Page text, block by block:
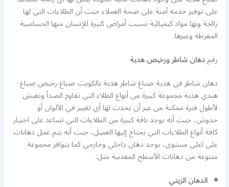
على توفير خدمه آمنة على صحة العملاء حيث أن الطلاءات التي لها
رائحة وبها مواد كيميائية تسبب أمراض كثيرة للإنسان منها الحساسية
المفرطة وغيرها.
رقمدهان شاطر ورخيص هدية
دهان شاطر في هدية صباغ شاطر هدية بالكويت صباغ رخيص صباغ
هندي هدية مجموعة كبيرة من أنواع الطلاء التي تقاوم الصدأ وتعيش
لأطول فترة ممكنة من غير أن يحدث لها أي تغيير في الألوان أو
خدوش، حيث أنه يوجد باقة كبيرة من الطلاءات التي تساعد على اختيار
كافة أنواع الطلاءات التي يحتاج إليها العميل، حيث أنه يتم عمل دهانات
على اعلى مستوى، يوجد دهان داخلي وخارجي كما يتوافر مجموعة
متنوعة من دهانات الأسطح المعدنية مثل:
الدهان الزيتي